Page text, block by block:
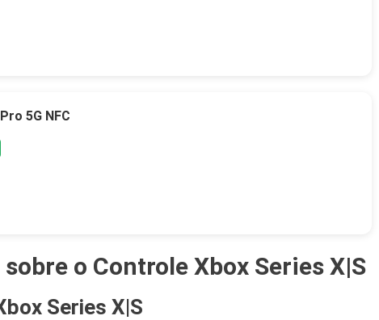
5G NFC
o Controle Xbox Series X|S
Series X|S